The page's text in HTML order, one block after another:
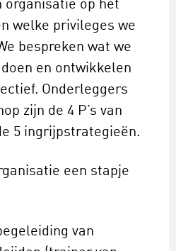
organisatie op het
welke privileges we
bespreken wat we
en ontwikkelen
Onderleggers
zijn de 4 P’s van
5 ingrijpstrategieën.
een stapje
van